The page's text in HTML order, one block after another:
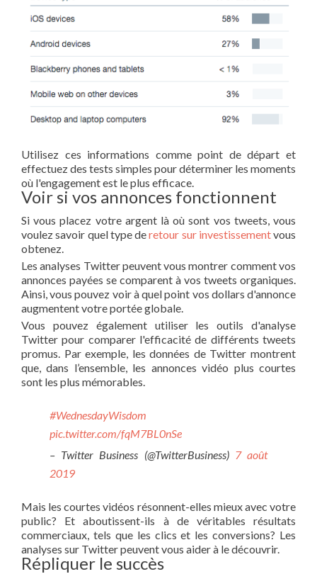
Utilisez ces informations comme point de départ et
effectuez des tests simples pour déterminer les moments
où l'engagement est le plus efficace.
Voir si vos annonces fonctionnent
Si vous placez votre argent là où sont vos tweets, vous
voulez savoir quel type deretour sur investissementvous
obtenez.
Les analyses Twitter peuvent vous montrer comment vos
annonces payées se comparent à vos tweets organiques.
Ainsi, vous pouvez voir à quel point vos dollars d'annonce
augmentent votre portée globale.
Vous pouvez également utiliser les outils d'analyse
Twitter pour comparer l'efficacité de différents tweets
promus. Par exemple, les données de Twitter montrent
que, dans l’ensemble, les annonces vidéo plus courtes
sont les plus mémorables.
#WednesdayWisdom
pic.twitter.com/fqM7BL0nSe
– Twitter Business (@TwitterBusiness) 7 août
2019
Mais les courtes vidéos résonnent-elles mieux avec votre
public? Et aboutissent-ils à de véritables résultats
commerciaux, tels que les clics et les conversions? Les
analyses sur Twitter peuvent vous aider à le découvrir.
Répliquer le succès